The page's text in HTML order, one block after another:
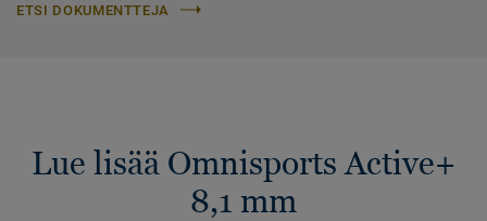
ETSI DOKUMENTTEJA
Lue lisää Omnisports Active+
8,1 mm